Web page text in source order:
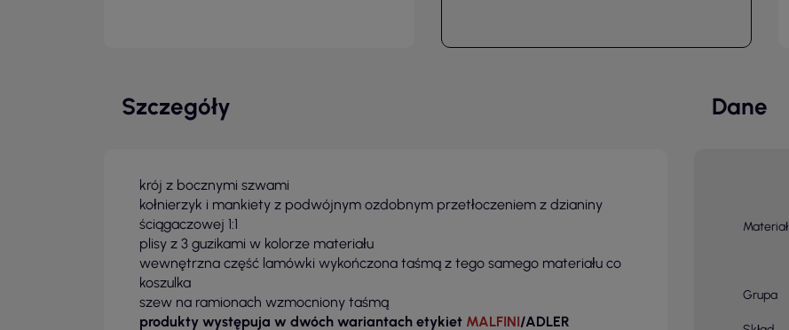
Szczegóły
krój z bocznymi szwami
kołnierzyk i mankiety z podwójnym ozdobnym przetłoczeniem z dzianiny
ściągaczowej 1:1
plisy z 3 guzikami w kolorze materiału
wewnętrzna część lamówki wykończona taśmą z tego samego materiału co
koszulka
szew na ramionach wzmocniony taśmą
produkty występuja w dwóch wariantach etykiet MALFINI/ADLER
Dane
Materiał
Grupa